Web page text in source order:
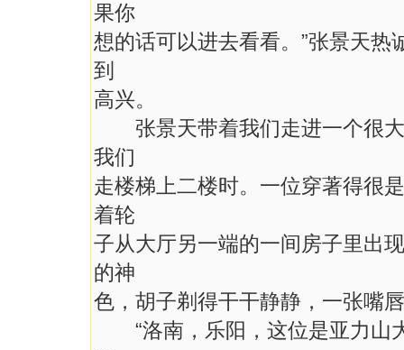
果你
想的话可以进去看看。”张景天
到
高兴。
张景天带着我们走进一个很大
我们
走楼梯上二楼时。一位穿著得很
着轮
子从大厅另一端的一间房子里出
的神
色，胡子剃得干干静静，一张嘴
“洛南，乐阳，这位是亚力山